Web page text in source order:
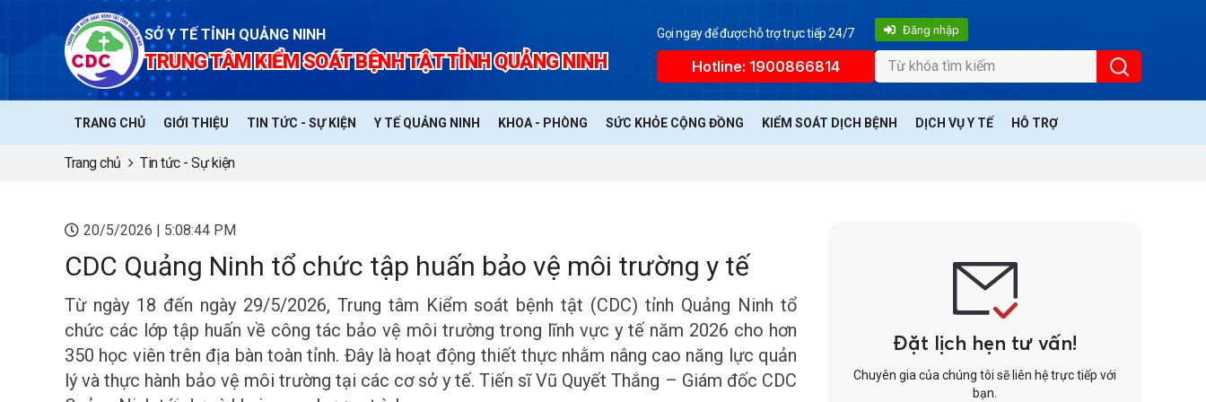
SỞ Y TẾ TỈNH QUẢNG NINH
TRUNG TÂM KIỂM SOÁT BỆNH TẬT TỈNH QUẢNG NINH
Gọi ngay để được hỗ trợ trực tiếp 24/7
Hotline: 1900866814
Đăng nhập
TRANG CHỦ GIỚI THIỆU TIN TỨC - SỰ KIỆN Y TẾ QUẢNG NINH KHOA - PHÒNG SỨC KHỎE CỘNG ĐỒNG KIỂM SOÁT DỊCH BỆNH DỊCH VỤ Y TẾ HỖ TRỢ
Trang chủ Tin tức - Sự kiện
20/5/2026 | 5:08:44 PM
CDC Quảng Ninh tổ chức tập huấn bảo vệ môi trường y tế
Từ ngày 18 đến ngày 29/5/2026, Trung tâm Kiểm soát bệnh tật (CDC) tỉnh Quảng Ninh tổ
chức các lớp tập huấn về công tác bảo vệ môi trường trong lĩnh vực y tế năm 2026 cho hơn
350 học viên trên địa bàn toàn tỉnh. Đây là hoạt động thiết thực nhằm nâng cao năng lực quản
lý và thực hành bảo vệ môi trường tại các cơ sở y tế. Tiến sĩ Vũ Quyết Thắng – Giám đốc CDC
Đặt lịch hẹn tư vấn!
Chuyên gia của chúng tôi sẽ liên hệ trực tiếp với
bạn.